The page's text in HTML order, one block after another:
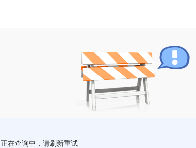
正在查询中，请刷新重试